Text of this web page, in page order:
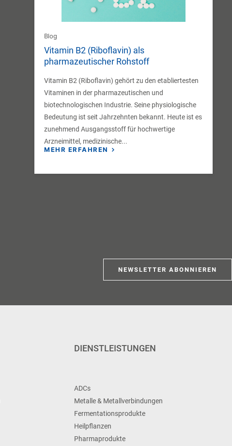
Blog
Vitamin B2 (Riboflavin) als
pharmazeutischer Rohstoff
Vitamin B2 (Riboflavin) gehört zu den etabliertesten
Vitaminen in der pharmazeutischen und
biotechnologischen Industrie. Seine physiologische
Bedeutung ist seit Jahrzehnten bekannt. Heute ist es
zunehmend Ausgangsstoff für hochwertige
Arzneimittel, medizinische...
MEHR ERFAHREN
NEWSLETTER ABONNIEREN
DIENSTLEISTUNGEN
ADCs
Metalle & Metallverbindungen
Fermentationsprodukte
Heilpflanzen
Pharmaprodukte